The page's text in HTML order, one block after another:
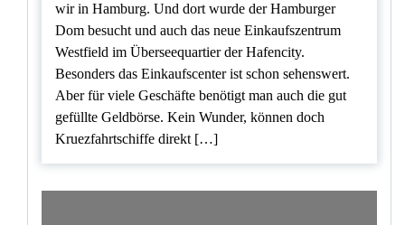
wir in Hamburg. Und dort wurde der Hamburger
Dom besucht und auch das neue Einkaufszentrum
Westfield im Überseequartier der Hafencity.
Besonders das Einkaufscenter ist schon sehenswert.
Aber für viele Geschäfte benötigt man auch die gut
gefüllte Geldbörse. Kein Wunder, können doch
Kruezfahrtschiffe direkt […]